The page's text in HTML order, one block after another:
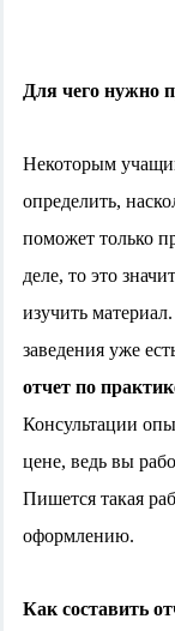
Для чего нужно
Некоторым
определить,
поможет только
деле, то это
изучить
заведения уже
отчет по
Консультации
цене, ведь вы
Пишется такая
оформлению.
Как составить